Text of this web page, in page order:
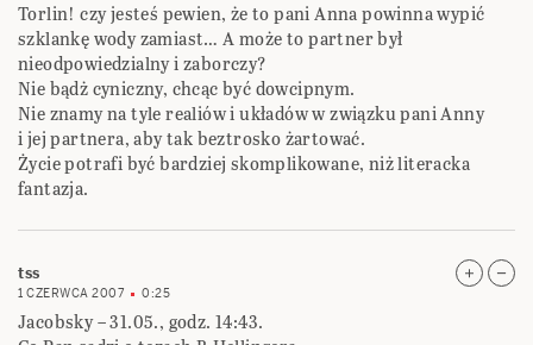
Torlin! czy jesteś pewien, że to pani Anna powinna wypić
szklankę wody zamiast… A może to partner był
nieodpowiedzialny i zaborczy?
Nie bądż cyniczny, chcąc być dowcipnym.
Nie znamy na tyle realiów i układów w związku pani Anny
i jej partnera, aby tak beztrosko żartować.
Życie potrafi być bardziej skomplikowane, niż literacka
fantazja.
tss
1 CZERWCA 2007 0:25
Jacobsky – 31.05., godz. 14:43.